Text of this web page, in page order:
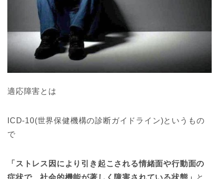
適応障害とは
ICD-10(世界保健機構の診断ガイドライン)というもの
で
「ストレス因により引き起こされる情緒面や行動面の